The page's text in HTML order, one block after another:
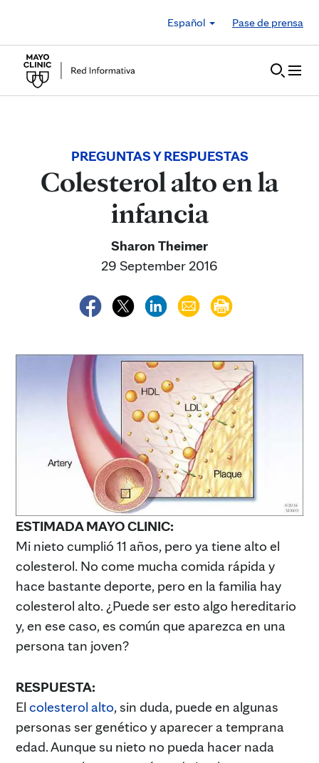
Español
Pase de prensa
PREGUNTAS Y RESPUESTAS
Colesterol alto en la
infancia
Sharon Theimer
29 September 2016
ESTIMADA MAYO CLINIC:
Mi nieto cumplió 11 años, pero ya tiene alto el
colesterol. No come mucha comida rápida y
hace bastante deporte, pero en la familia hay
colesterol alto. ¿Puede ser esto algo hereditario
y, en ese caso, es común que aparezca en una
persona tan joven?
RESPUESTA:
El colesterol alto, sin duda, puede en algunas
personas ser genético y aparecer a temprana
edad. Aunque su nieto no pueda hacer nada